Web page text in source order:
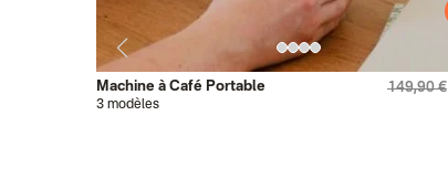
Machine à Café Portable 149,90 €
3 modèles